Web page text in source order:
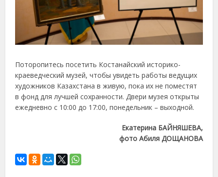
Поторопитесь посетить Костанайский историко-
краеведческий музей, чтобы увидеть работы ведущих
художников Казахстана в живую, пока их не поместят
в фонд для лучшей сохранности. Двери музея открыты
ежедневно с 10:00 до 17:00, понедельник – выходной.
Екатерина БАЙНЯШЕВА,
фото Абиля ДОЩАНОВА